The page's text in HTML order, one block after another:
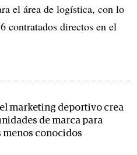
el área de logística, con lo
contratados directos en el
marketing deportivo crea
de marca para
menos conocidos